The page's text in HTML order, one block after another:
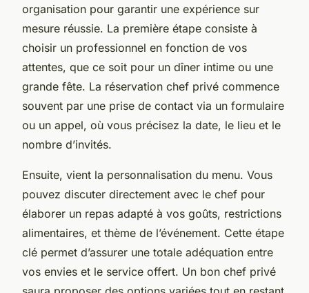
organisation pour garantir une expérience sur
mesure réussie. La première étape consiste à
choisir un professionnel en fonction de vos
attentes, que ce soit pour un dîner intime ou une
grande fête. La réservation chef privé commence
souvent par une prise de contact via un formulaire
ou un appel, où vous précisez la date, le lieu et le
nombre d’invités.
Ensuite, vient la personnalisation du menu. Vous
pouvez discuter directement avec le chef pour
élaborer un repas adapté à vos goûts, restrictions
alimentaires, et thème de l’événement. Cette étape
clé permet d’assurer une totale adéquation entre
vos envies et le service offert. Un bon chef privé